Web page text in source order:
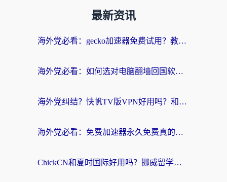
最新资讯
海外党必看：gecko加速器免费试用？教你选对回国加速器，无缝刷国内剧玩游戏
海外党必看：如何选对电脑翻墙回国软件，轻松解锁国内资源？
海外党纠结？快帆TV版VPN好用吗？和扇贝手游VPN对比哪个回国效果更好？
海外党必看：免费加速器永久免费真的存在吗？教你选对回国加速器无缝刷国内资源
ChickCN和夏时国际好用吗？挪威留学生亲测3款回国加速器，附穿梭和加速喵对比指南